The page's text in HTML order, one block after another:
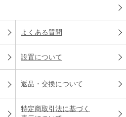
よくある質問
設置について
返品・交換について
特定商取引法に基づく